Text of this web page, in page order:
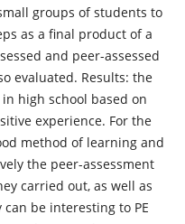
groups of students to
as a final product of a
and peer-assessed
evaluated. Results: the
in high school based on
experience. For the
method of learning and
the peer-assessment
carried out, as well as
be interesting to PE